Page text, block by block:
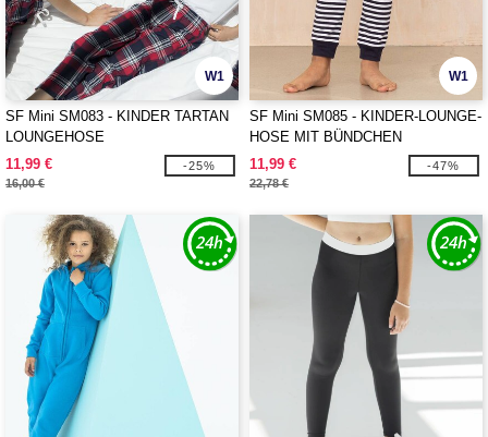
W1
SF Mini SM083 - KINDER TARTAN
LOUNGEHOSE
11,99 €
16,00 €
-25%
W1
SF Mini SM085 - KINDER-LOUNGE-
HOSE MIT BÜNDCHEN
11,99 €
22,78 €
-47%